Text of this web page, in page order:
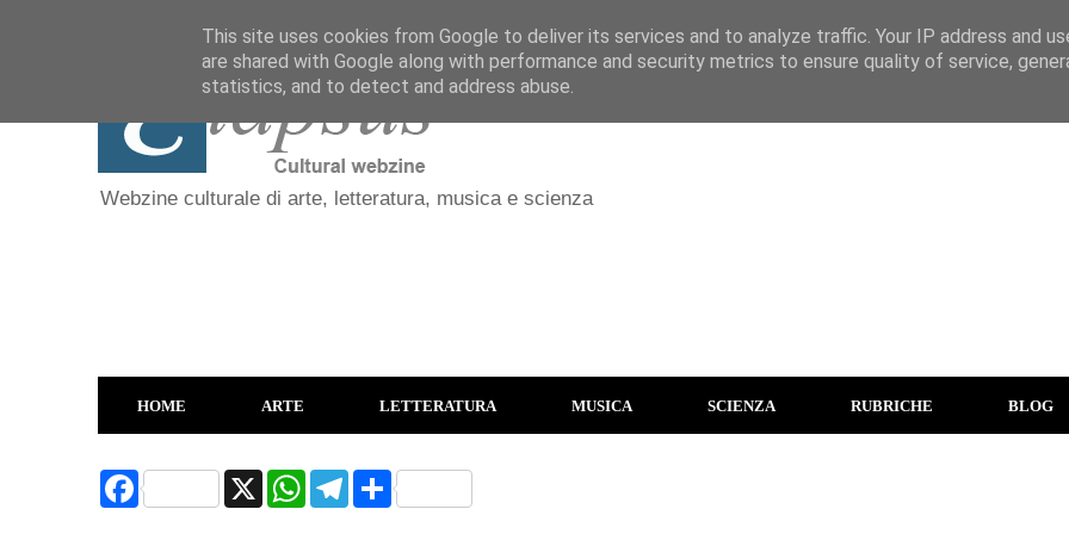
Webzine culturale di arte, letteratura, musica e scienza
HOME ARTE LETTERATURA MUSICA SCIENZA RUBRICHE BLOG
F
a
X
W
T
S
h
This site uses cookies from Google to deliver its services and to analyze traffic. Your IP address and
are shared with Google along with performance and security metrics to ensure quality of service,
statistics, and to detect and address abuse.